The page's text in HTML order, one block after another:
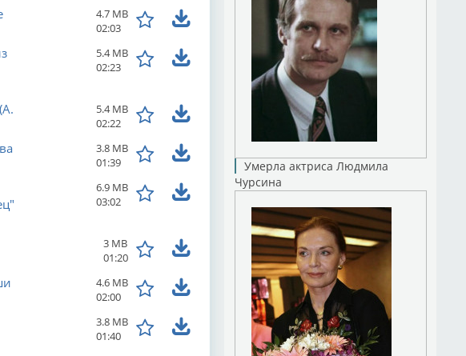
4.7 MB
02:03
5.4 MB
02:23
5.4 MB
02:22
3.8 MB
01:39
6.9 MB
03:02
3 MB
01:20
4.6 MB
02:00
3.8 MB
01:40
Умерла актриса Людмила
Чурсина